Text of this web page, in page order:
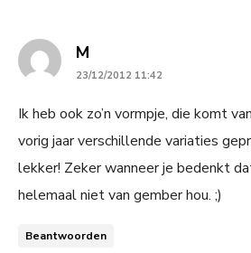
M
23/12/2012 11:42
Ik heb ook zo’n vormpje, die komt
vorig jaar verschillende variaties
lekker! Zeker wanneer je bedenkt
helemaal niet van gember hou. ;)
Beantwoorden